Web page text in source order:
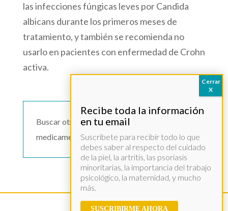
las infecciones fúngicas leves por Candida
albicans durante los primeros meses de
tratamiento, y también se recomienda no
usarlo en pacientes con enfermedad de Crohn
activa.
Buscar otro
medicamento >>Suscríbete para recibir todo lo que
debes saber al respecto del cuidado
de la piel, la artritis, las psoriasis
minoritarias, la importancia del trabajo
psicológico, la maternidad, y mucho
más.
SUSCRIBIRME AHORA